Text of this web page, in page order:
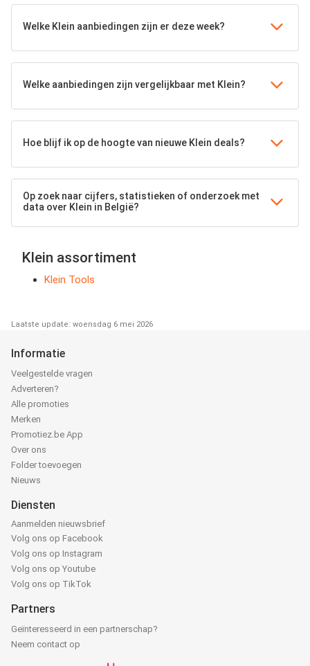
Welke Klein aanbiedingen zijn er deze week?
Welke aanbiedingen zijn vergelijkbaar met Klein?
Hoe blijf ik op de hoogte van nieuwe Klein deals?
Op zoek naar cijfers, statistieken of onderzoek met
data over Klein in België?
Klein assortiment
Klein Tools
Laatste update: woensdag 6 mei 2026
Informatie
Veelgestelde vragen
Adverteren?
Alle promoties
Merken
Promotiez.be App
Over ons
Folder toevoegen
Nieuws
Diensten
Aanmelden nieuwsbrief
Volg ons op Facebook
Volg ons op Instagram
Volg ons op Youtube
Volg ons op TikTok
Partners
Geïnteresseerd in een partnerschap?
Neem contact op